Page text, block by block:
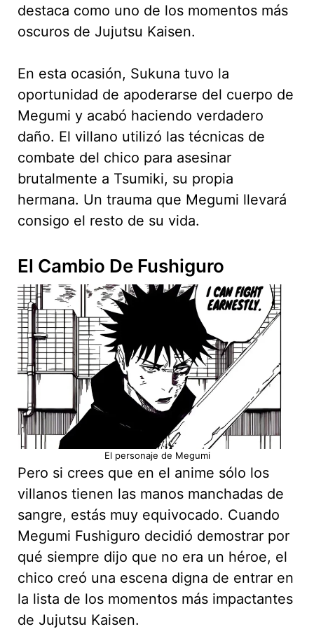
destaca como uno de los momentos más
oscuros de Jujutsu Kaisen.
En esta ocasión, Sukuna tuvo la
oportunidad de apoderarse del cuerpo de
Megumi y acabó haciendo verdadero
daño. El villano utilizó las técnicas de
combate del chico para asesinar
brutalmente a Tsumiki, su propia
hermana. Un trauma que Megumi llevará
consigo el resto de su vida.
El Cambio De Fushiguro
El personaje de Megumi
Pero si crees que en el anime sólo los
villanos tienen las manos manchadas de
sangre, estás muy equivocado. Cuando
Megumi Fushiguro decidió demostrar por
qué siempre dijo que no era un héroe, el
chico creó una escena digna de entrar en
la lista de los momentos más impactantes
de Jujutsu Kaisen.